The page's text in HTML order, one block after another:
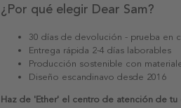
¿Por qué elegir Dear Sam?
30 días de devolución - prueba en
Entrega rápida 2-4 días laborables
Producción sostenible con
Diseño escandinavo desde 2016
Haz de 'Ether' el centro de atención de